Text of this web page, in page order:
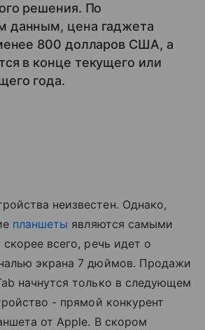
решения. По
данным, цена гаджета
800 долларов США, а
в конце текущего или
года.
неизвестен. Однако,
планшеты являются самыми
всего, речь идет о
экрана 7 дюймов. Продажи
начнутся только в следующем
- прямой конкурент
от Apple. В скором